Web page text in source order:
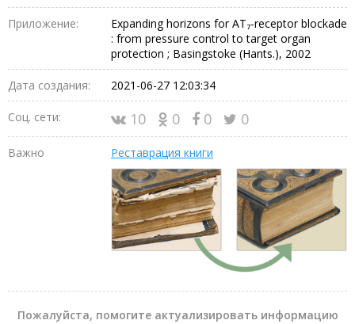
Приложение:
Expanding horizons for AT₇-receptor blockade
: from pressure control to target organ
protection ; Basingstoke (Hants.), 2002
Дата создания: 2021-06-27 12:03:34
Соц. сети: 10 0 0 0
Важно Реставрация книги
Пожалуйста, помогите актуализировать информацию